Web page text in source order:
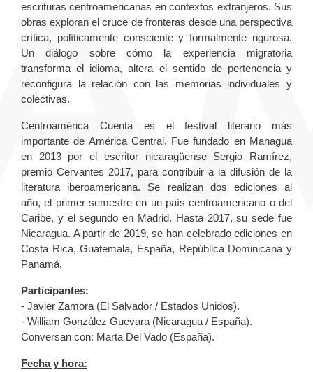
escrituras centroamericanas en contextos extranjeros. Sus
obras exploran el cruce de fronteras desde una perspectiva
crítica, políticamente consciente y formalmente rigurosa.
Un diálogo sobre cómo la experiencia migratoria
transforma el idioma, altera el sentido de pertenencia y
reconfigura la relación con las memorias individuales y
colectivas.
Centroamérica Cuenta es el festival literario más
importante de América Central. Fue fundado en Managua
en 2013 por el escritor nicaragüense Sergio Ramírez,
premio Cervantes 2017, para contribuir a la difusión de la
literatura iberoamericana. Se realizan dos ediciones al
año, el primer semestre en un país centroamericano o del
Caribe, y el segundo en Madrid. Hasta 2017, su sede fue
Nicaragua. A partir de 2019, se han celebrado ediciones en
Costa Rica, Guatemala, España, República Dominicana y
Panamá.
Participantes:
- Javier Zamora (El Salvador / Estados Unidos).
- William González Guevara (Nicaragua / España).
Conversan con: Marta Del Vado (España).
Fecha y hora: